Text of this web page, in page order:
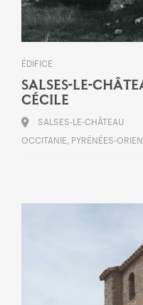
ÉDIFICE
SALSES-LE-
CÉCILE
SALSES-LE-CHÂTEAU
OCCITANIE, PYRÉNÉES-